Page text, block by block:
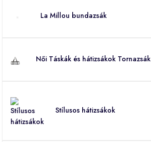
La Millou bundazsák
Női Táskák és hátizsákok Tornazsák
Stílusos hátizsákok